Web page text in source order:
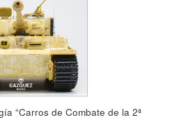
“Carros de Combate de la 2ª